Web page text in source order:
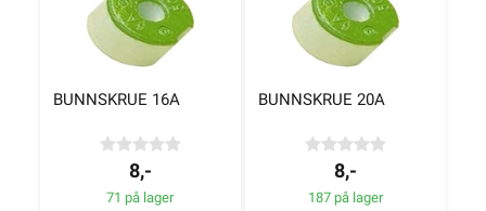
BUNNSKRUE 16A
8,-
71 på lager
BUNNSKRUE 20A
8,-
187 på lager